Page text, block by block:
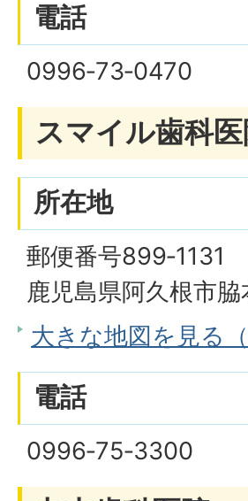
電話
0996‐73‐0470
スマイル歯科
所在地
郵便番号899‐1131
鹿児島県阿久根市
大きな地図を見る
電話
0996‐75‐3300